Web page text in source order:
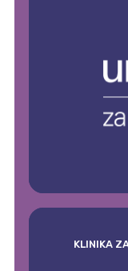
KLINIKA